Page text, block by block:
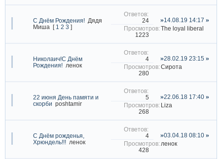
С Днём Рождения! Дядя
Миша
[ 1 2 3 ]
24
1223
14.08.19 14:17
The loyal liberal
Николаич!С Днём
Рождения! ленок
4
280
28.02.19 23:15
Сирота
22 июня День памяти и
скорби poshtamir
5
268
22.06.18 17:40
Liza
С Днём рожденья,
Хрюндель!!! ленок
4
428
03.04.18 08:10
ленок